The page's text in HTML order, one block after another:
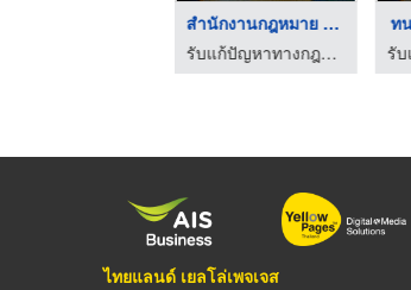
สํานักงานกฎหมาย นนทบ ...
รับแก้ปัญหาทางกฎหมาย - สำนักงานกฎหมายสุฤทธิ์
ไทยแลนด์ เยลโล่เพจเจส